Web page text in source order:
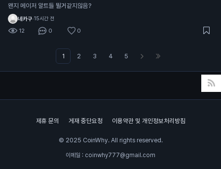
왠지 메이저 알트들 뛸거같지않음?
네카구·15시간 전
12 0 0
1 2 3 4 5
제휴 문의 게재 중단요청 이용약관 및 개인정보처리방침
© 2025 CoinWhy. All rights reserved.
이메일 : coinwhy777@gmail.com